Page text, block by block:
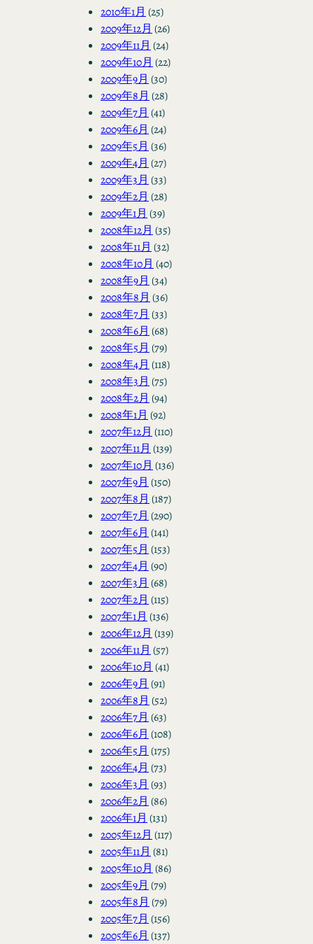
2010年1月 (25)
2009年12月 (26)
2009年11月 (24)
2009年10月 (22)
2009年9月 (30)
2009年8月 (28)
2009年7月 (41)
2009年6月 (24)
2009年5月 (36)
2009年4月 (27)
2009年3月 (33)
2009年2月 (28)
2009年1月 (39)
2008年12月 (35)
2008年11月 (32)
2008年10月 (40)
2008年9月 (34)
2008年8月 (36)
2008年7月 (33)
2008年6月 (68)
2008年5月 (79)
2008年4月 (118)
2008年3月 (75)
2008年2月 (94)
2008年1月 (92)
2007年12月 (110)
2007年11月 (139)
2007年10月 (136)
2007年9月 (150)
2007年8月 (187)
2007年7月 (290)
2007年6月 (141)
2007年5月 (153)
2007年4月 (90)
2007年3月 (68)
2007年2月 (115)
2007年1月 (136)
2006年12月 (139)
2006年11月 (57)
2006年10月 (41)
2006年9月 (91)
2006年8月 (52)
2006年7月 (63)
2006年6月 (108)
2006年5月 (175)
2006年4月 (73)
2006年3月 (93)
2006年2月 (86)
2006年1月 (131)
2005年12月 (117)
2005年11月 (81)
2005年10月 (86)
2005年9月 (79)
2005年8月 (79)
2005年7月 (156)
2005年6月 (137)